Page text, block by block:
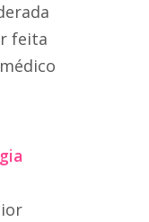
feita